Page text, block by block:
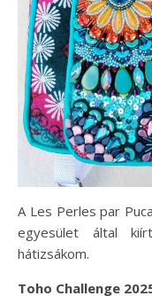
A Les Perles par
egyesület által
hátizsákom.
Toho Challenge